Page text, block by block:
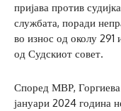
пријава против
службата, поради
во износ од околу 291
од Судскиот совет.
Според МВР,
јануари 2024 година